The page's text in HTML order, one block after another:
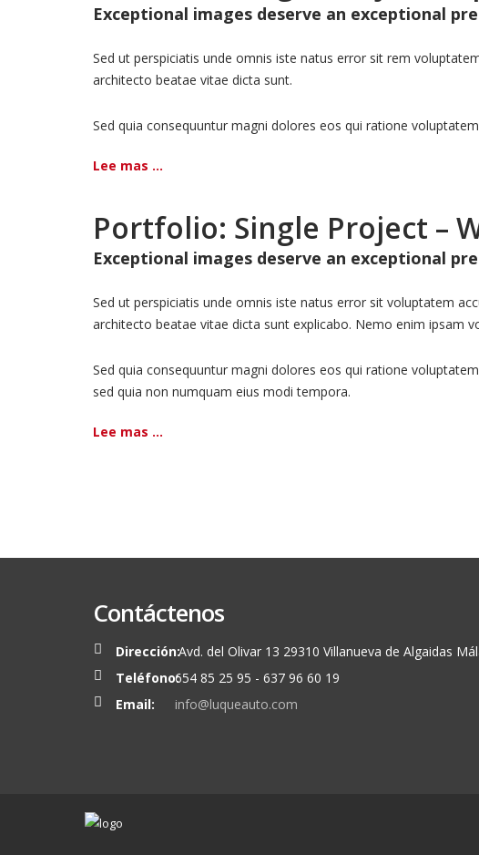
Exceptional images deserve an exceptional
Sed ut perspiciatis unde omnis iste natus error sit rem
architecto beatae vitae dicta sunt.
Sed quia consequuntur magni dolores eos qui ratione
Lee mas ...
Portfolio: Single Project –
Exceptional images deserve an exceptional
Sed ut perspiciatis unde omnis iste natus error sit voluptatem
architecto beatae vitae dicta sunt explicabo. Nemo enim ipsam
Sed quia consequuntur magni dolores eos qui ratione
sed quia non numquam eius modi tempora.
Lee mas ...
Contáctenos
Dirección:Avd. del Olivar 13 29310 Villanueva de Algaidas
Teléfono:654 85 25 95 - 637 96 60 19
Email:
info@luqueauto.com